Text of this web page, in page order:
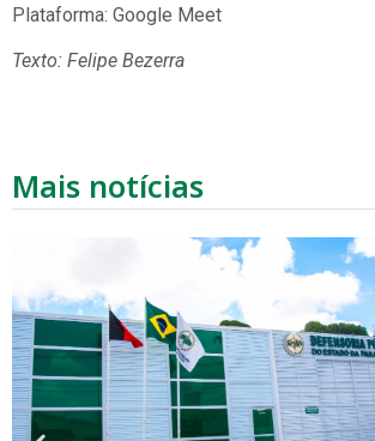
Plataforma: Google Meet
Texto: Felipe Bezerra
Mais notícias